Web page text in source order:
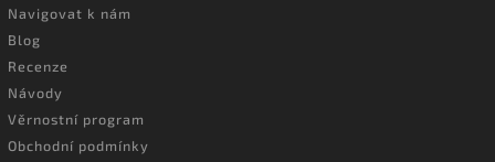
Navigovat k nám
Blog
Recenze
Návody
Věrnostní program
Obchodní podmínky